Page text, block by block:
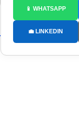
📱 WHATSAPP
💼 LINKEDIN